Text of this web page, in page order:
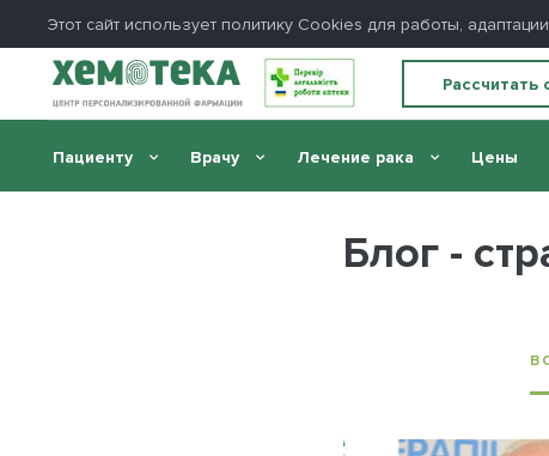
Этот сайт использует политику Сookies для работы,
Рассчитать
Пациенту Врачу Лечение рака Цены
Блог -